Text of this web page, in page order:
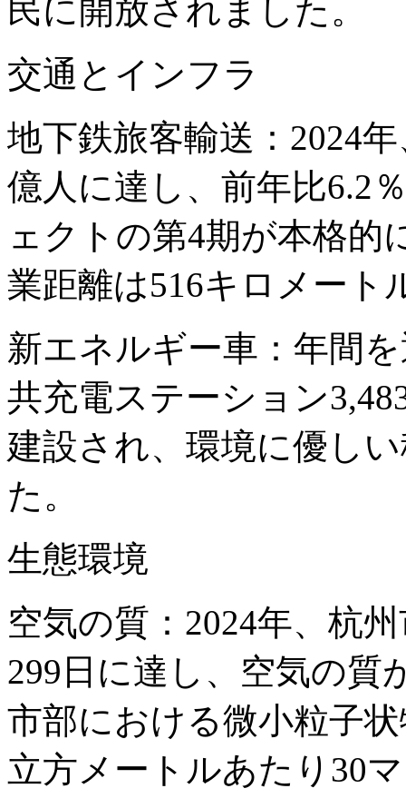
民に開放されました。
交通とインフラ
地下鉄旅客輸送：2024
億人に達し、前年比6.2
ェクトの第4期が本格的
業距離は516キロメート
新エネルギー車：年間
共充電ステーション
建設され、環境に優し
た。
生態環境
空気の質：2024年、杭
299日に達し、空気の質
市部における微小粒子
立方メートルあたり30